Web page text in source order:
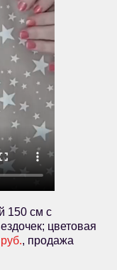
150 см с
цветовая
, продажа